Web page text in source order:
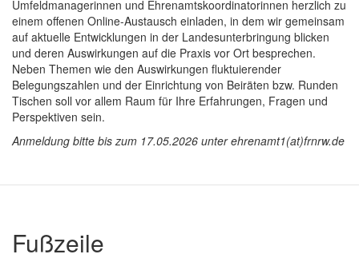
Umfeldmanagerinnen und Ehrenamtskoordinatorinnen herzlich zu
einem offenen Online-Austausch einladen, in dem wir gemeinsam
auf aktuelle Entwicklungen in der Landesunterbringung blicken
und deren Auswirkungen auf die Praxis vor Ort besprechen.
Neben Themen wie den Auswirkungen fluktuierender
Belegungszahlen und der Einrichtung von Beiräten bzw. Runden
Tischen soll vor allem Raum für Ihre Erfahrungen, Fragen und
Perspektiven sein.
Anmeldung bitte bis zum 17.05.2026 unter ehrenamt1(at)frnrw.de
Fußzeile